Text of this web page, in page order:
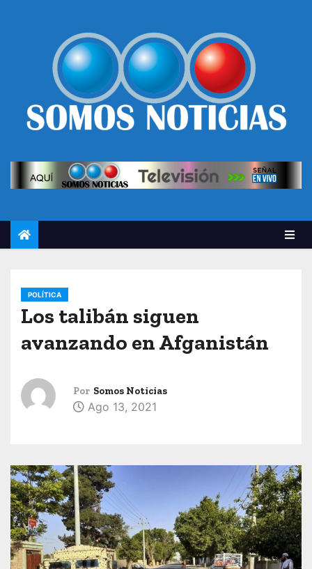
POLÍTICA
Los talibán siguen
avanzando en Afganistán
Por Somos Noticias
Ago 13, 2021